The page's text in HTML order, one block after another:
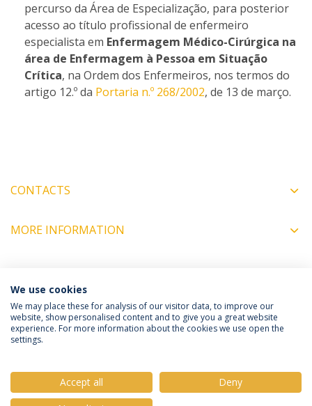
percurso da Área de Especialização, para posterior
acesso ao título profissional de enfermeiro
especialista em Enfermagem Médico-Cirúrgica na
área de Enfermagem à Pessoa em Situação
Crítica, na Ordem dos Enfermeiros, nos termos do
artigo 12.º da Portaria n.º 268/2002, de 13 de março.
CONTACTS
MORE INFORMATION
COORDINATORS
Política de Privacidade
Termos e Condições
We use cookies
We may place these for analysis of our visitor data, to improve our
website, show personalised content and to give you a great website
experience. For more information about the cookies we use open the
settings.
Accept all
Deny